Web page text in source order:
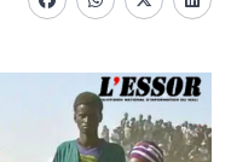
FacebookwhatsappTwitter